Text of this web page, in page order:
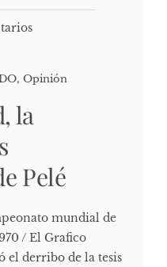
, Opinión
la
Pelé
mundial de
/ El Grafico
el derribo de la tesis